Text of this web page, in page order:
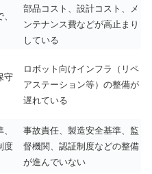
部品コスト、設計コスト、メ
ンテナンス費などが高止まり
している
守
ロボット向けインフラ（リペ
アステーション等）の整備が
遅れている
度
事故責任、製造安全基準、監
督機関、認証制度などの整備
が進んでいない